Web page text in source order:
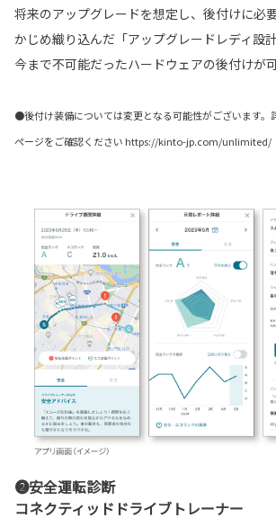
将来のアップグレードを想定し、後付けに必
かじめ織り込んだ「アップグレードレディ設
今まで不可能だったハードウェアの後付けが
●後付け装備については変更となる可能性がございます。
ページをご確認ください https://kinto-jp.com/unlimited/
❷安全運転診断
コネクティッドドライブトレーナー